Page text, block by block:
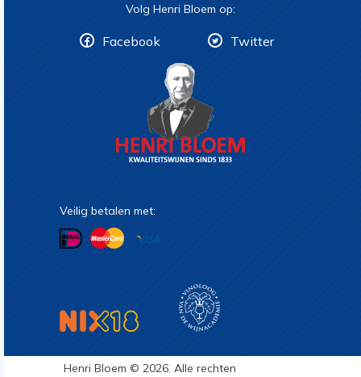
Volg Henri Bloem op:
Facebook Twitter
Veilig betalen met:
Henri Bloem © 2026. Alle rechten